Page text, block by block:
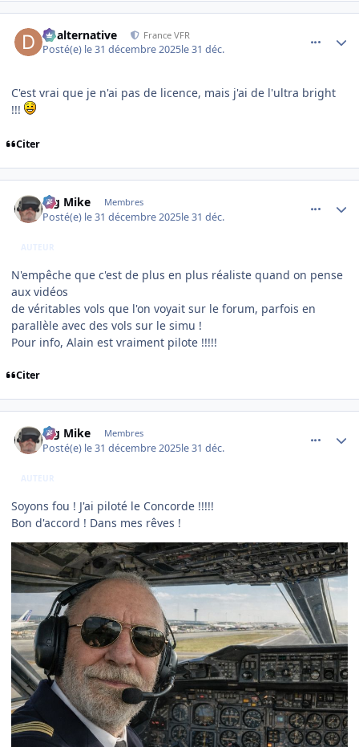
dbalternative France VFR
Posté(e) le 31 décembre 2025le 31 déc.
C'est vrai que je n'ai pas de licence, mais j'ai de l'ultra bright
!!!
Citer
Big Mike Membres
Posté(e) le 31 décembre 2025le 31 déc.
AUTEUR
N'empêche que c'est de plus en plus réaliste quand on pense
aux vidéos
de véritables vols que l'on voyait sur le forum, parfois en
parallèle avec des vols sur le simu !
Pour info, Alain est vraiment pilote !!!!!
Citer
Big Mike Membres
Posté(e) le 31 décembre 2025le 31 déc.
AUTEUR
Soyons fou ! J'ai piloté le Concorde !!!!!
Bon d'accord ! Dans mes rêves !